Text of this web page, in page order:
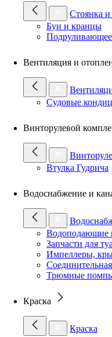
Стоянка
Буи и кранцы
Подруливающее
Вентиляция и
Судовые
Винторулевой
Втулка Гудрича
Водоснабжение и
Водоподающие
Запчасти для
Импеллеры,
Трюмные
Краска
Краска